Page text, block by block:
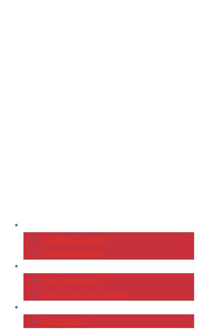
Volební program
Kalendář debat
Ivan David v EP
Identita a demokracie
Fotogalerie